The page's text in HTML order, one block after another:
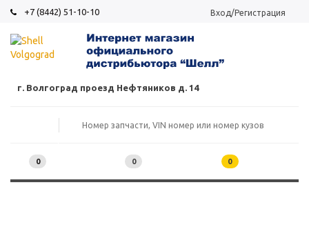
+7 (8442) 51-10-10 Вход/Регистрация
г. Волгоград проезд Нефтяников д. 14
0 0 0